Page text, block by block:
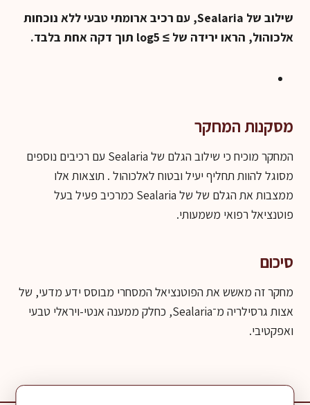
שילוב של Sealaria, עם רכיב ארומתי טבעי ללא נוכחות
אלכוהול, הראו ירידה של ≥ log5 תוך דקה אחת בלבד.
מסקנות המחקר
המחקר מוכיח כי שילוב הגלם של Sealaria עם רכיבים נוספים
מסוגל להוות תחליף יעיל ובטוח לאלכוהול . תוצאות אלו
ממצבות את הגלם של של Sealaria כמרכיב פעיל בעל
פוטנציאל רפואי משמעותי.
סיכום
מחקר זה מאשש את הפוטנציאל המסחרי מבוסס ידע מדעי, של
אצות גרסילריה מ־Sealaria, כחלק ממענה אנטי-ויראלי טבעי
ואפקטיבי.